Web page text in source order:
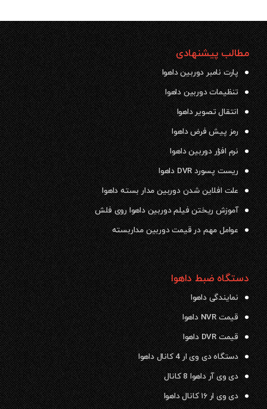
مطالب پیشنهادی
پارت نامبر دوربین داهوا
تنظیمات دوربین داهوا
انتقال تصویر داهوا
رمز پیش فرض داهوا
نرم افزار دوربین داهوا
ریست پسورد DVR داهوا
علت افلاین شدن دوربین مدار بسته داهوا
آموزش ریختن فیلم دوربین داهوا روی فلش
عوامل مهم در قیمت دوربین مداربسته
دستگاه ضبط داهوا
نمایندگی داهوا
قیمت NVR داهوا
قیمت DVR داهوا
دستگاه دی وی ار 4 کانال داهوا
دی وی آر داهوا 8 کانال
دی وی ار ۱۶ کانال داهوا